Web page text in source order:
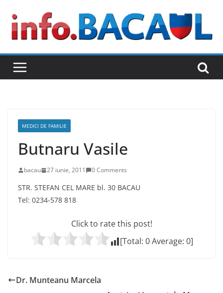
content
MEDICI DE FAMILIE
Butnaru Vasile
bacau 27 iunie, 2011 0 Comments
STR. STEFAN CEL MARE bl. 30 BACAU
Tel: 0234-578 818
Click to rate this post!
[Total: 0Average: 0]
Dr. Munteanu Marcela